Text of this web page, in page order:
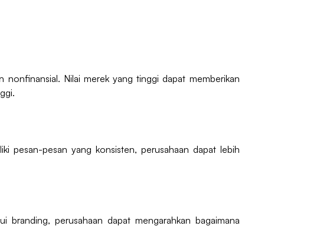
Nilai merek yang tinggi dapat memberikan
pesan-pesan yang konsisten, perusahaan dapat lebih
perusahaan dapat mengarahkan bagaimana